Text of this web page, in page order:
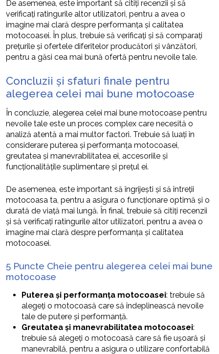
De asemenea, este important să citiți recenzii și să
verificați ratingurile altor utilizatori, pentru a avea o
imagine mai clară despre performanța și calitatea
motocoasei. În plus, trebuie să verificați și să comparați
prețurile și ofertele diferitelor producători și vânzători,
pentru a găsi cea mai bună ofertă pentru nevoile tale.
Concluzii și sfaturi finale pentru
alegerea celei mai bune motocoase
În concluzie, alegerea celei mai bune motocoase pentru
nevoile tale este un proces complex care necesită o
analiză atentă a mai multor factori. Trebuie să luați în
considerare puterea și performanța motocoasei,
greutatea și manevrabilitatea ei, accesoriile și
funcționalitățile suplimentare și prețul ei.
De asemenea, este important să îngrijești și să întreții
motocoasa ta, pentru a asigura o funcționare optimă și o
durată de viață mai lungă. În final, trebuie să citiți recenzii
și să verificați ratingurile altor utilizatori, pentru a avea o
imagine mai clară despre performanța și calitatea
motocoasei.
5 Puncte Cheie pentru alegerea celei mai bune
motocoase
Puterea și performanța motocoasei: trebuie să
alegeți o motocoasă care să îndeplinească nevoile
tale de putere și performanță.
Greutatea și manevrabilitatea motocoasei:
trebuie să alegeți o motocoasă care să fie ușoară și
manevrabilă, pentru a asigura o utilizare confortabilă